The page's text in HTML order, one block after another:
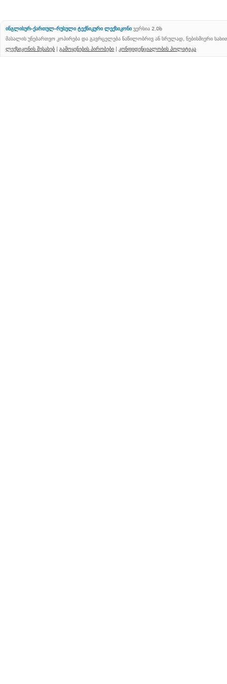
ინგლისურ-ქართულ-რუსული ტექნიკური ლექსიკონი ვერსია 2.0b
მასალის უნებართვო კოპირება და გავრცელება ნაწილობრივ ან სრულად, ნებისმიერი
ლექსიკონის შესახებ | გამოყენების პირობები | კონფიდენციალობის პოლიტიკა